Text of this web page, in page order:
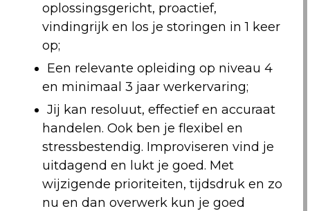
oplossingsgericht, proactief,
vindingrijk en los je storingen in 1 keer
op;
Een relevante opleiding op niveau 4
en minimaal 3 jaar werkervaring;
Jij kan resoluut, effectief en accuraat
handelen. Ook ben je flexibel en
stressbestendig. Improviseren vind je
uitdagend en lukt je goed. Met
wijzigende prioriteiten, tijdsdruk en zo
nu en dan overwerk kun je goed